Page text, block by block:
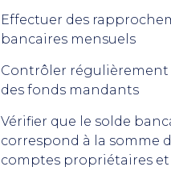
Effectuer des
bancaires mensuels
Contrôler régulièrement
des fonds mandants
Vérifier que le solde
correspond à la somme
comptes propriétaires